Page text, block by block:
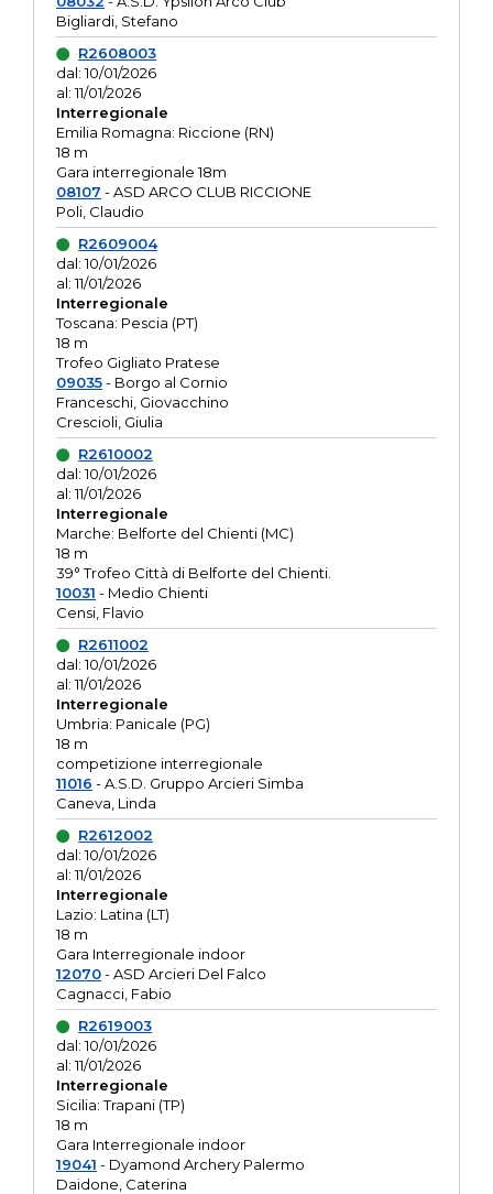
Bigliardi, Stefano
R2608003
dal: 10/01/2026
al: 11/01/2026
Interregionale
Emilia Romagna: Riccione (RN)
18 m
Gara interregionale 18m
08107 - ASD ARCO CLUB RICCIONE
Poli, Claudio
R2609004
dal: 10/01/2026
al: 11/01/2026
Interregionale
Toscana: Pescia (PT)
18 m
Trofeo Gigliato Pratese
09035- Borgo al Cornio
Franceschi, Giovacchino
Crescioli, Giulia
R2610002
dal: 10/01/2026
al: 11/01/2026
Interregionale
Marche: Belforte del Chienti (MC)
18 m
39° Trofeo Città di Belforte del Chienti.
10031 - Medio Chienti
Censi, Flavio
R2611002
dal: 10/01/2026
al: 11/01/2026
Interregionale
Umbria: Panicale (PG)
18 m
competizione interregionale
11016 - A.S.D. Gruppo Arcieri Simba
Caneva, Linda
R2612002
dal: 10/01/2026
al: 11/01/2026
Interregionale
Lazio: Latina (LT)
18 m
Gara Interregionale indoor
12070- ASD Arcieri Del Falco
Cagnacci, Fabio
R2619003
dal: 10/01/2026
al: 11/01/2026
Interregionale
Sicilia: Trapani (TP)
18 m
Gara Interregionale indoor
19041 - Dyamond Archery Palermo
Daidone, Caterina